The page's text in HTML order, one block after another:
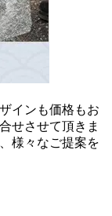
インも価格もお
せさせて頂きま
様々なご提案を